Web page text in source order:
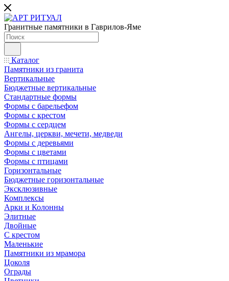
Гранитные памятники в Гаврилов-Яме
Каталог
Памятники из гранита
Вертикальные
Бюджетные вертикальные
Стандартные формы
Формы с барельефом
Формы с крестом
Формы с сердцем
Ангелы, церкви, мечети, медведи
Формы с деревьями
Формы с цветами
Формы с птицами
Горизонтальные
Бюджетные горизонтальные
Эксклюзивные
Комплексы
Арки и Колонны
Элитные
Двойные
С крестом
Маленькие
Памятники из мрамора
Цоколя
Ограды